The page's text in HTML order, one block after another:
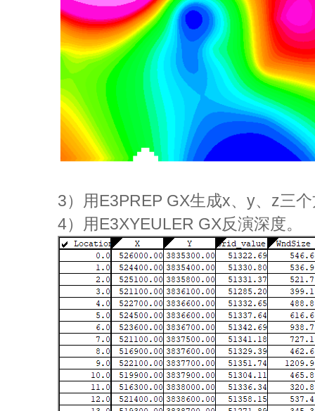
3）用E3PREP GX生成x、y、z三
4）用E3XYEULER GX反演深度。